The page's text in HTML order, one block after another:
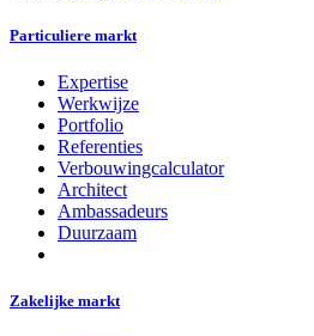
Particuliere markt
Expertise
Werkwijze
Portfolio
Referenties
Verbouwingcalculator
Architect
Ambassadeurs
Duurzaam
Zakelijke markt